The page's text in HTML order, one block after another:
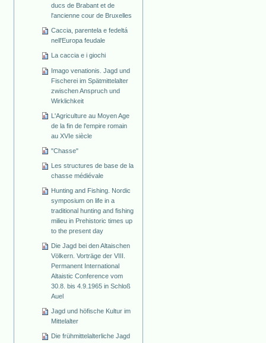
ducs de Brabant et de
l'ancienne cour de Bruxelles
Caccia, parentela e fedeltá
nell'Europa feudale
La caccia e i giochi
Imago venationis. Jagd und
Fischerei im Spätmittelalter
zwischen Anspruch und
Wirklichkeit
L'Agriculture au Moyen Age
de la fin de l'empire romain
au XVIe siècle
"Chasse"
Les structures de base de la
chasse médiévale
Hunting and Fishing. Nordic
symposium on life in a
traditional hunting and fishing
milieu in Prehistoric times up
to the present day
Die Jagd bei den Altaischen
Völkern. Vorträge der VIII.
Permanent International
Altaistic Conference vom
30.8. bis 4.9.1965 in Schloß
Auel
Jagd und höfische Kultur im
Mittelalter
Die frühmittelalterliche Jagd